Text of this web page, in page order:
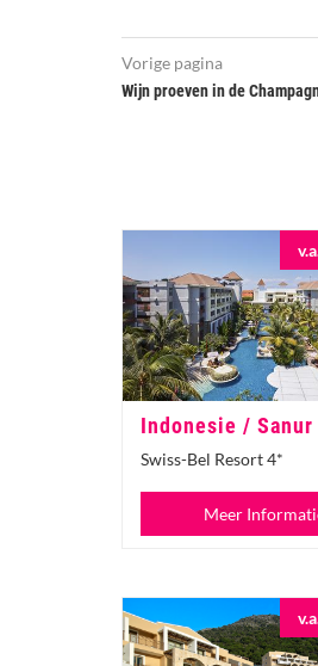
Vorige pagina
Wijn proeven in de
Indonesie / Sanur
Swiss-Bel Resort 4*
Meer